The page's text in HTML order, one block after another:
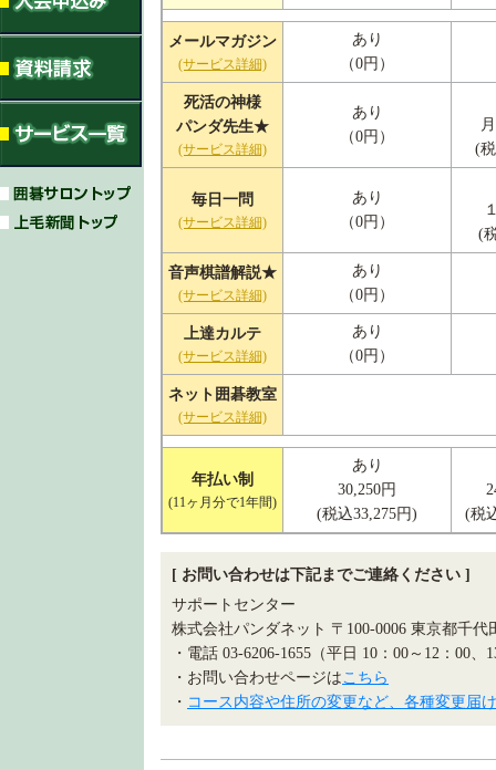
メールマガジン
(サービス詳細)
あり
（0円）
死活の神様
パンダ先生★
(サービス詳細)
あり
（0円）
(
毎日一問
(サービス詳細)
あり
（0円）
(
音声棋譜解説★
(サービス詳細)
あり
（0円）
上達カルテ
(サービス詳細)
あり
（0円）
ネット囲碁教室
(サービス詳細)
年払い制
(11ヶ月分で1年間)
あり
30,250円
(税込33,275円)
(税
[ お問い合わせは下記までご連絡ください ]
サポートセンター
株式会社パンダネット 〒100-0006 東京都千代
・電話 03-6206-1655（平日 10：00～12：00、
・お問い合わせページはこちら
・ コース内容や住所の変更など、各種変更届